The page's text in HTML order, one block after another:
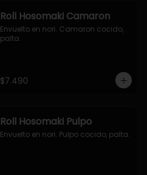
Roll Hosomaki Camaron
Envuelto en nori. Camaron cocido,
palta.
$7.490
Roll Hosomaki Pulpo
Envuelto en nori. Pulpo cocido, palta.